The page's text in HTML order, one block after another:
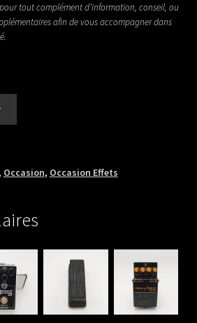
pour tout complément d’information, conseil, ou
afin de vous accompagner dans
, Occasion, Occasion Effets